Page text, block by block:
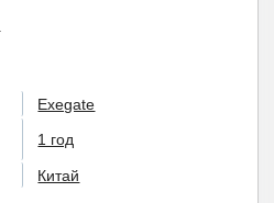
Exegate
1 год
Китай